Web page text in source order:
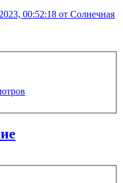
00:52:18 от Солнечная